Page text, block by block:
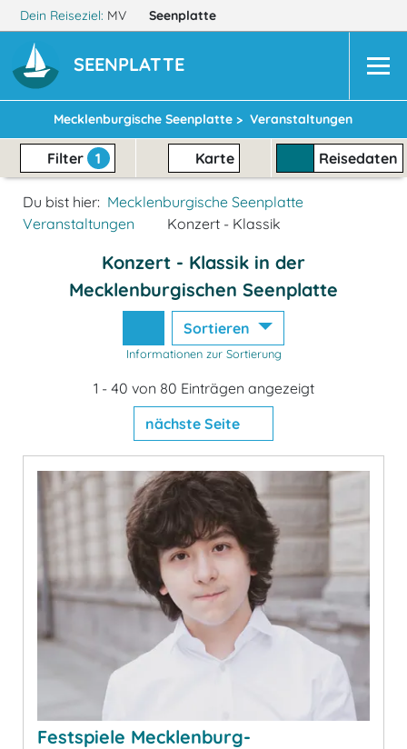
Dein Reiseziel: MV Seenplatte
SEENPLATTE
Mecklenburgische Seenplatte > Veranstaltungen
Filter 1 Karte Reisedaten
Du bist hier: Mecklenburgische Seenplatte
Veranstaltungen
Konzert - Klassik
Konzert - Klassik in der
Mecklenburgischen Seenplatte
Sortieren
Informationen zur Sortierung
1 - 40 von 80 Einträgen angezeigt
nächste Seite
Festspiele Mecklenburg-